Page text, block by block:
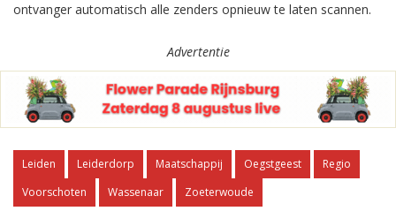
ontvanger automatisch alle zenders opnieuw te laten scannen.
Advertentie
Leiden Leiderdorp Maatschappij Oegstgeest
Regio
Voorschoten
Wassenaar Zoeterwoude